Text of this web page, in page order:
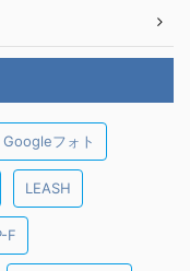
Googleフォト
LEASH
F